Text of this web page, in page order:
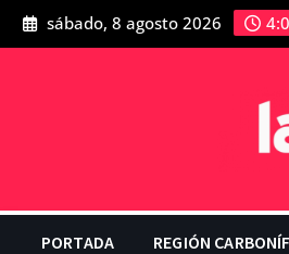
sábado, 8 agosto 2026
PORTADA REGIÓN